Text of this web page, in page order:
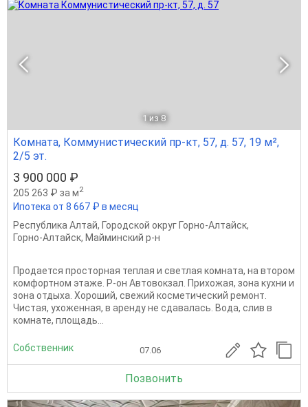
1 из 8
Комната, Коммунистический пр-кт, 57, д. 57, 19 м²,
2/5 эт.
3 900 000 ₽
205 263 ₽ за м2
Ипотека от 8 667 ₽ в месяц
Республика Алтай, Городской округ Горно-Алтайск,
Горно-Алтайск, Майминский р-н
Продается просторная теплая и светлая комната, на втором
комфортном этаже. Р-он Автовокзал. Прихожая, зона кухни и
зона отдыха. Хороший, свежий косметический ремонт.
Чистая, ухоженная, в аренду не сдавалась. Вода, слив в
комнате, площадь...
Собственник 07.06
Позвонить